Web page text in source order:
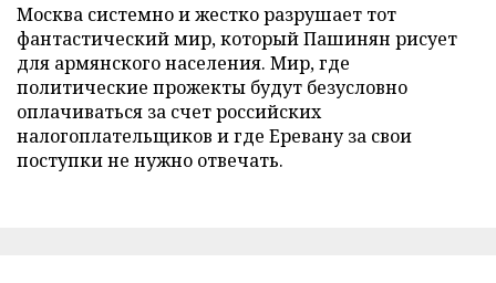
Москва системно и жестко разрушает тот
фантастический мир, который Пашинян рисует
для армянского населения. Мир, где
политические прожекты будут безусловно
оплачиваться за счет российских
налогоплательщиков и где Еревану за свои
поступки не нужно отвечать.